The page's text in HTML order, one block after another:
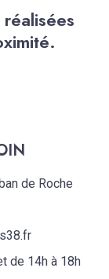
de Roche
de 14h à 18h